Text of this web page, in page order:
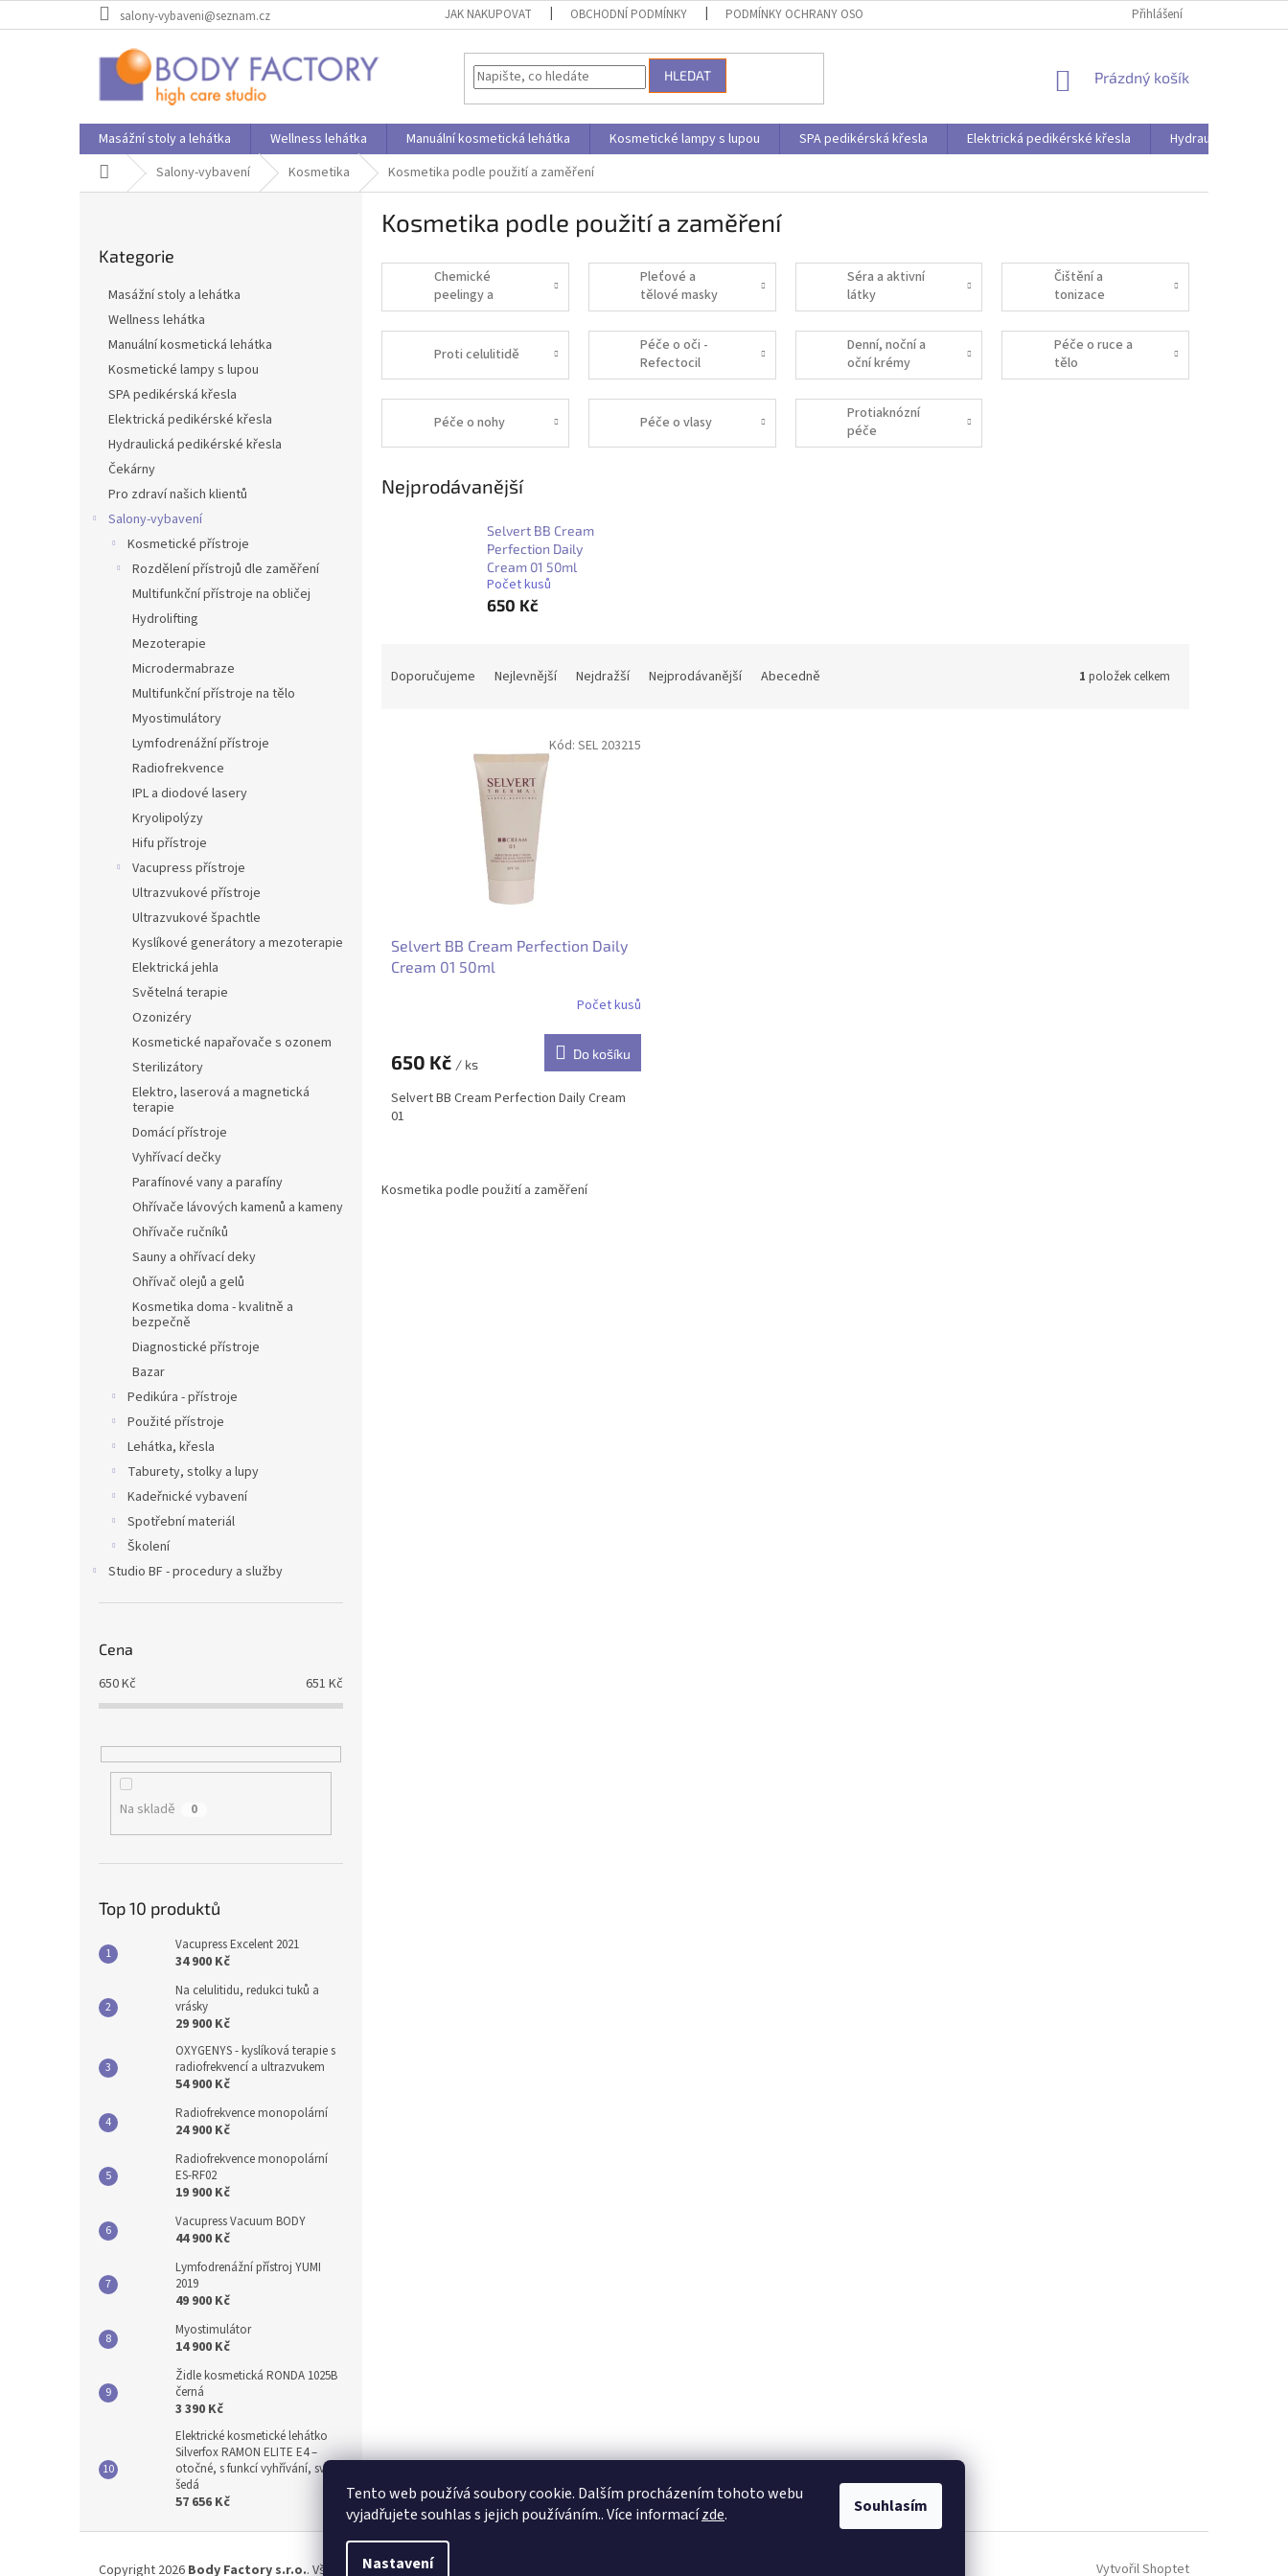
Tento web používá soubory cookie. Dalším procházením tohoto webu
vyjadřujete souhlas s jejich používáním.. Více informacízde.
Nastavení
Souhlasím
na
salony-vybaveni@seznam.cz JAK NAKUPOVAT OBCHODNÍ PODMÍNKY PODMÍNKY OCHRANY OSOBNÍCH ÚDAJŮ Přihlášení
HLEDAT
NÁKUPNÍ
Prázdný košík
Masážní stoly a lehátka Wellness lehátka Manuální kosmetická lehátka Kosmetické lampy s lupou SPA pedikérská křesla Elektrická pedikérské křesla
Hydraulická
Domů Salony-vybavení Kosmetika Kosmetika podle použití a zaměření
kategorie
Kategorie
Masážní stoly a lehátka
Wellness lehátka
Manuální kosmetická lehátka
Kosmetické lampy s lupou
SPA pedikérská křesla
Elektrická pedikérské křesla
Hydraulická pedikérské křesla
Čekárny
Pro zdraví našich klientů
Salony-vybavení
Kosmetické přístroje
Rozdělení přístrojů dle zaměření
Multifunkční přístroje na obličej
Hydrolifting
Mezoterapie
Microdermabraze
Multifunkční přístroje na tělo
Myostimulátory
Lymfodrenážní přístroje
Radiofrekvence
IPL a diodové lasery
Kryolipolýzy
Hifu přístroje
Vacupress přístroje
Ultrazvukové přístroje
Ultrazvukové špachtle
Kyslíkové generátory a mezoterapie
Elektrická jehla
Světelná terapie
Ozonizéry
Kosmetické napařovače s ozonem
Sterilizátory
Elektro, laserová a magnetická
terapie
Domácí přístroje
Vyhřívací dečky
Parafínové vany a parafíny
Ohřívače lávových kamenů a kameny
Ohřívače ručníků
Sauny a ohřívací deky
Ohřívač olejů a gelů
Kosmetika doma - kvalitně a
bezpečně
Diagnostické přístroje
Bazar
Pedikúra - přístroje
Použité přístroje
Lehátka, křesla
Taburety, stolky a lupy
Kadeřnické vybavení
Spotřební materiál
Školení
Studio BF - procedury a služby
Cena
650Kč 651 Kč
Na skladě 0
Top 10 produktů
Vacupress Excelent 2021
34 900 Kč
Na celulitidu, redukci tuků a
vrásky
29 900 Kč
OXYGENYS - kyslíková terapie s
radiofrekvencí a ultrazvukem
54 900 Kč
Radiofrekvence monopolární
24 900 Kč
Radiofrekvence monopolární
ES-RF02
19 900 Kč
Vacupress Vacuum BODY
44 900 Kč
Lymfodrenážní přístroj YUMI
2019
49 900 Kč
Myostimulátor
14 900 Kč
Židle kosmetická RONDA 1025B
černá
3 390 Kč
Elektrické kosmetické lehátko
Silverfox RAMON ELITE E4 –
otočné, s funkcí vyhřívání, světle
šedá
57 656 Kč
Kosmetika podle použití a zaměření
Chemické
peelingy a
peelingy
Pleťové a
tělové masky
Séra a aktivní
látky
Čištění a
tonizace
Proti celulitidě
Péče o oči -
Refectocil
Denní, noční a
oční krémy
Péče o ruce a
tělo
Péče o nohy Péče o vlasy
Protiaknózní
péče
Nejprodávanější
Selvert BB Cream
Perfection Daily
Cream 01 50ml
Počet kusů
650 Kč
Doporučujeme Nejlevnější Nejdražší Nejprodávanější Abecedně 1 položek celkem
Selvert BB Cream Perfection Daily
Cream 01 50ml
Počet kusů
650 Kč / ks
Do košíku
Selvert BB Cream Perfection Daily Cream
01
Kód: SEL 203215
Kosmetika podle použití a zaměření
Vytvořil Shoptet
Copyright 2026 Body Factory s.r.o.. Všechna práva vyhrazena.